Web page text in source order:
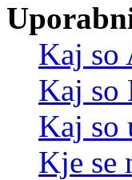
Kaj so
Kaj so
Kaj so
Kje se